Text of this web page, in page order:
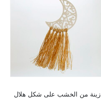
زينة من الخشب على شكل هلال